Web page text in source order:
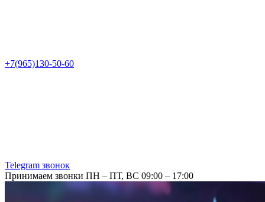
+7(965)130-50-60
Telegram звонок
Принимаем звонки ПН – ПТ, ВС 09:00 – 17:00